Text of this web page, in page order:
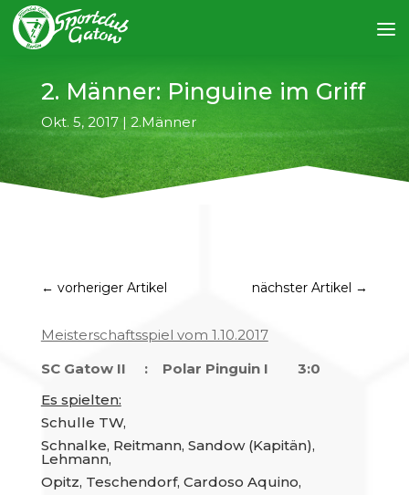
2. Männer: Pinguine im Griff
Okt. 5, 2017| 2.Männer
← vorheriger Artikel nächster Artikel →
Meisterschaftsspiel vom 1.10.2017
SC Gatow II : Polar Pinguin I 3:0
Es spielten:
Schulle TW,
Schnalke, Reitmann, Sandow (Kapitän),
Lehmann,
Opitz, Teschendorf, Cardoso Aquino,